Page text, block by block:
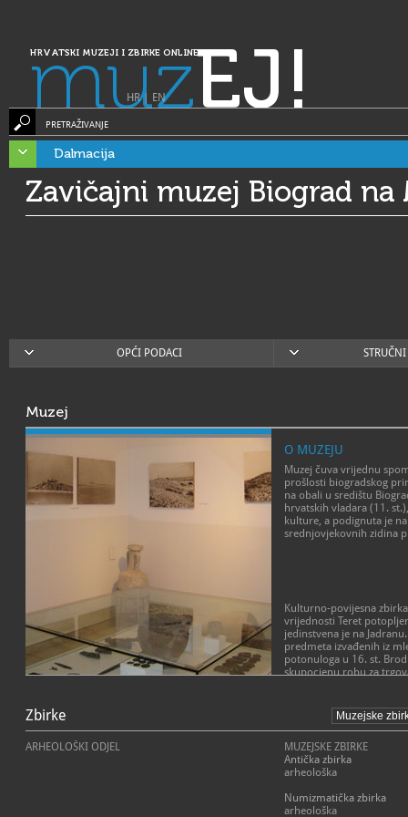
HRVATSKI MUZEJI I ZBIRKE ONLINE
muzEJ!
HR| EN
PRETRAŽIVANJE
Dalmacija
Zavičajni muzej Biograd na
OPĆI PODACI
Muzej
O MUZEJU
Muzej čuva vrijednu
prošlosti biogradskog
na obali u središtu
hrvatskih vladara (11.
kulture, a podignuta je
srednjovjekovnih zidina
Kulturno-povijesna
vrijednosti Teret
jedinstvena je na
predmeta izvađenih iz
potonuloga u 16. st.
skupocjenu robu za
neprocjenjive
gotovo puna četiri
potopljenog broda
broda (sidra, brončane
bakreno i kositreno
luksuzni predmeti,
keramičko kuhinjsko
Misiju shvaćamo kao
ukupnu prezentaciju
(normativni,
drugi aspekt) u suradnji
inozemstvu.
Zbirke
ARHEOLOŠKI ODJEL
MUZEJSKE ZBIRKE
Antička zbirka
arheološka
Numizmatička zbirka
arheološka